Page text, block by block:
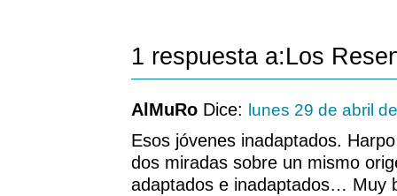
1 respuesta a:Los
AlMuRo Dice: lunes 29 de abril
Esos jóvenes inadaptados.
dos miradas sobre un mismo
adaptados e inadaptados… Muy